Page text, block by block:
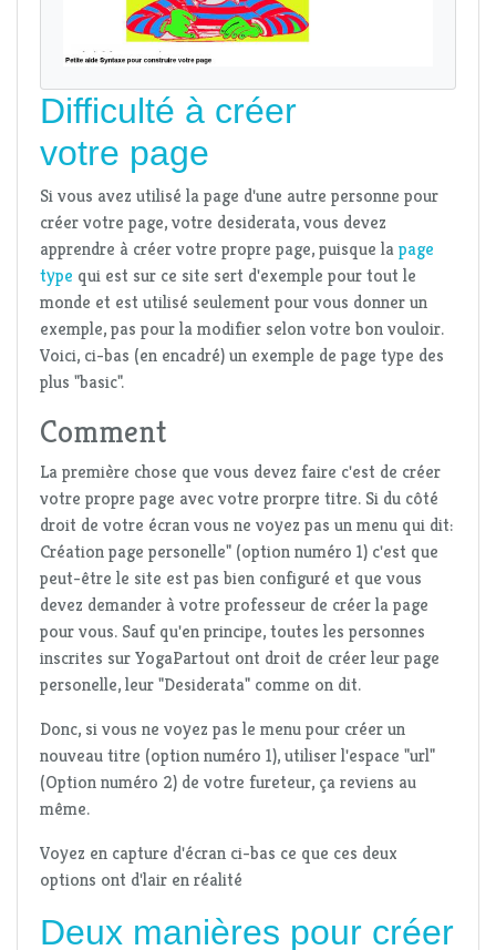
Difficulté à créer
votre page
Si vous avez utilisé la page d'une autre personne pour
créer votre page, votre desiderata, vous devez
apprendre à créer votre propre page, puisque lapage
type qui est sur ce site sert d'exemple pour tout le
monde et est utilisé seulement pour vous donner un
exemple, pas pour la modifier selon votre bon vouloir.
Voici, ci-bas (en encadré) un exemple de page type des
plus "basic".
Comment
La première chose que vous devez faire c'est de créer
votre propre page avec votre prorpre titre. Si du côté
droit de votre écran vous ne voyez pas un menu qui dit:
Création page personelle" (option numéro 1) c'est que
peut-être le site est pas bien configuré et que vous
devez demander à votre professeur de créer la page
pour vous. Sauf qu'en principe, toutes les personnes
inscrites sur YogaPartout ont droit de créer leur page
personelle, leur "Desiderata" comme on dit.
Donc, si vous ne voyez pas le menu pour créer un
nouveau titre (option numéro 1), utiliser l'espace "url"
(Option numéro 2) de votre fureteur, ça reviens au
même.
Voyez en capture d'écran ci-bas ce que ces deux
options ont d'lair en réalité
Deux manières pour créer